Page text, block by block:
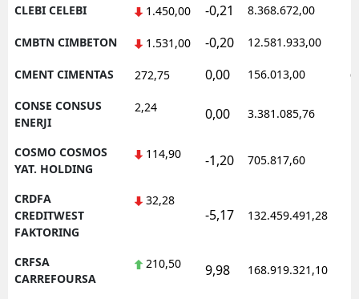
CLEBI CELEBI 1.450,00 -0,21 8.368.672,00
CMBTN CIMBETON 1.531,00 -0,20 12.581.933,00
CMENT CIMENTAS 272,75 0,00 156.013,00
CONSE CONSUS
ENERJI
2,24 0,00 3.381.085,76
COSMO COSMOS
YAT. HOLDING
114,90 -1,20 705.817,60
CRDFA
CREDITWEST
FAKTORING
32,28
-5,17 132.459.491,28
CRFSA
CARREFOURSA
210,50 9,98 168.919.321,10